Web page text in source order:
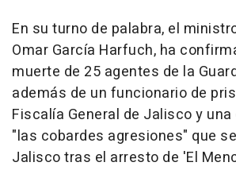
En su turno de palabra, el
Omar García Harfuch, ha
muerte de 25 agentes de la
además de un funcionario de
Fiscalía General de Jalisco y
"las cobardes agresiones" que
Jalisco tras el arresto de 'El